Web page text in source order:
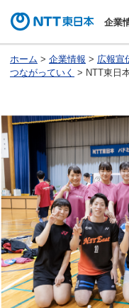
企業
ホーム > 企業情報 > 広報宣
つながっていく > NTT東日